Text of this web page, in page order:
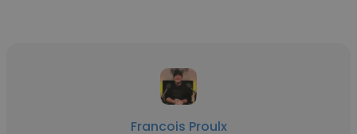
Francois Proulx